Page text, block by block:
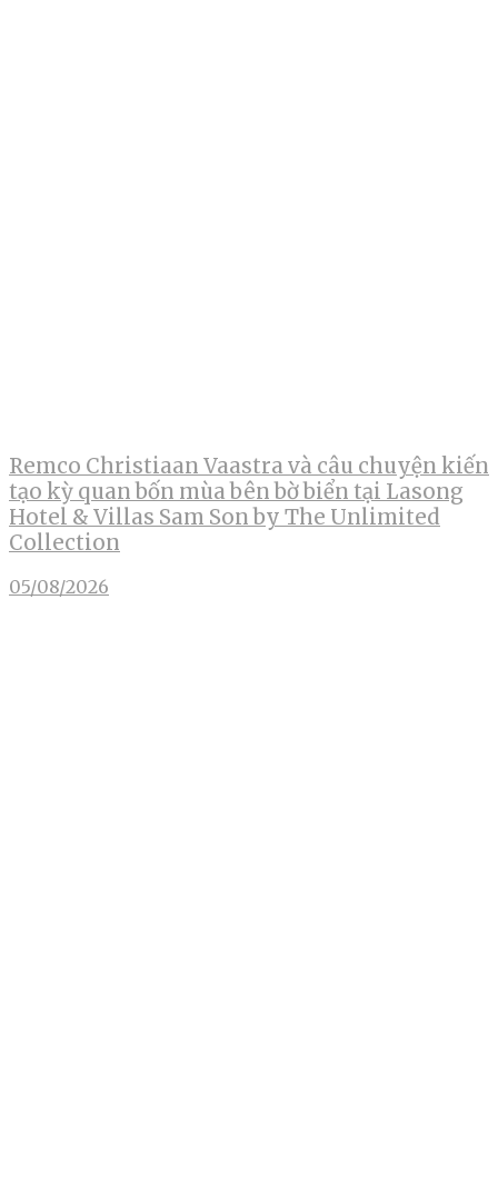
Remco Christiaan Vaastra và câu chuyện kiến
tạo kỳ quan bốn mùa bên bờ biển tại Lasong
Hotel & Villas Sam Son by The Unlimited
Collection
05/08/2026